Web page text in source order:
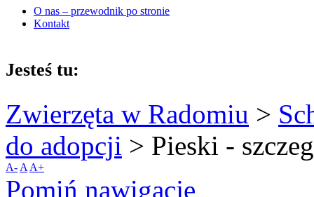
O nas – przewodnik po stronie
Kontakt
Jesteś tu:
Zwierzęta w Radomiu >
do adopcji > Pieski -
A- A A+
Pomiń nawigacje